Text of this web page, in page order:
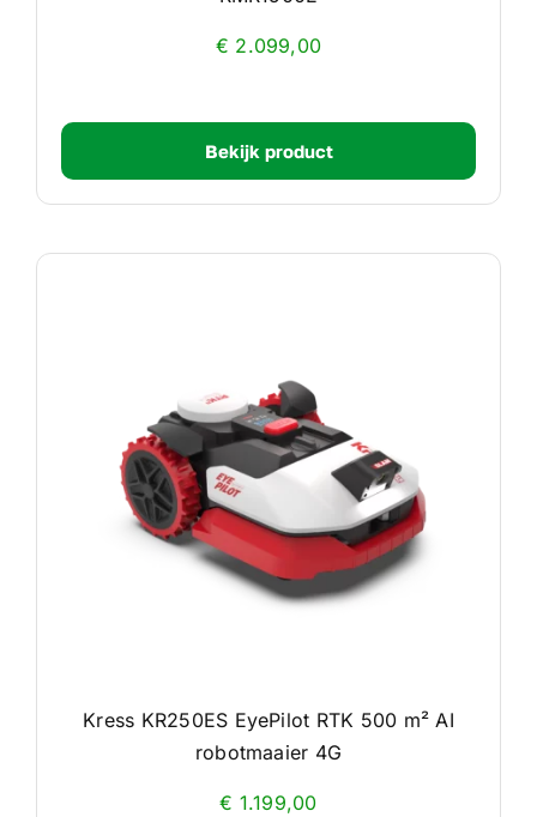
€ 2.099,00
Bekijk product
Kress KR250ES EyePilot RTK 500 m² AI
robotmaaier 4G
€ 1.199,00